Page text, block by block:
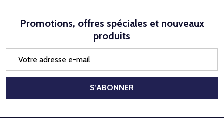
Promotions, offres spéciales et nouveaux
produits
mail
S’ABONNER